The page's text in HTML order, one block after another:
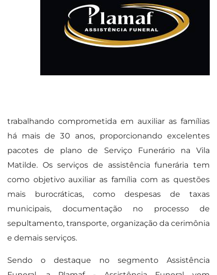
trabalhando comprometida em auxiliar as famílias
há mais de 30 anos, proporcionando excelentes
pacotes de plano de Serviço Funerário na Vila
Matilde. Os serviços de assistência funerária tem
como objetivo auxiliar as família com as questões
mais burocráticas, como despesas de taxas
municipais, documentação no processo de
sepultamento, transporte, organização da cerimônia
e demais serviços.
Sendo o destaque no segmento Assistência